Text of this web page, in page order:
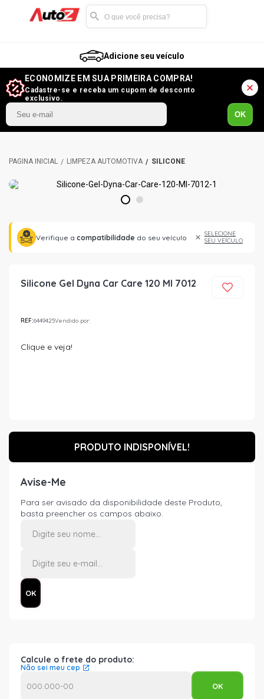
Adicione seu veículo
ECONOMIZE EM SUA PRIMEIRA COMPRA!
Cadastre-se e receba um cupom de desconto
exclusivo.
OK
LIMPEZA AUTOMOTIVA SILICONE
1 2
Verifique a compatibilidade do seu veículo
SELECIONE
SEU VEÍCULO
Silicone Gel Dyna Car Care 120 Ml 7012
REF:6449425Vendido por:
Clique e veja!
PRODUTO INDISPONÍVEL!
Avise-Me
Para ser avisado da disponibilidade deste Produto,
basta preencher os campos abaixo.
Calcule o frete do produto:
Não sei meu cep